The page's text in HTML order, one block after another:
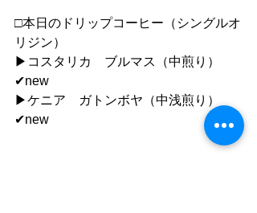
□本日のドリップコーヒー（シングルオ
リジン）
▶︎コスタリカ　ブルマス（中煎り）
✔︎new
▶︎ケニア　ガトンボヤ（中浅煎り）
✔︎new